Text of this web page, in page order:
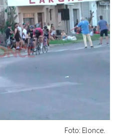
Foto: Elonce.